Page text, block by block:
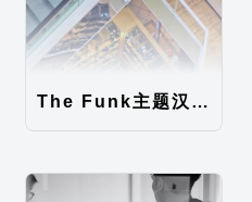
The Funk主题汉化包